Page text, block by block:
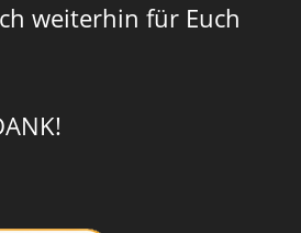
weiterhin für Euch